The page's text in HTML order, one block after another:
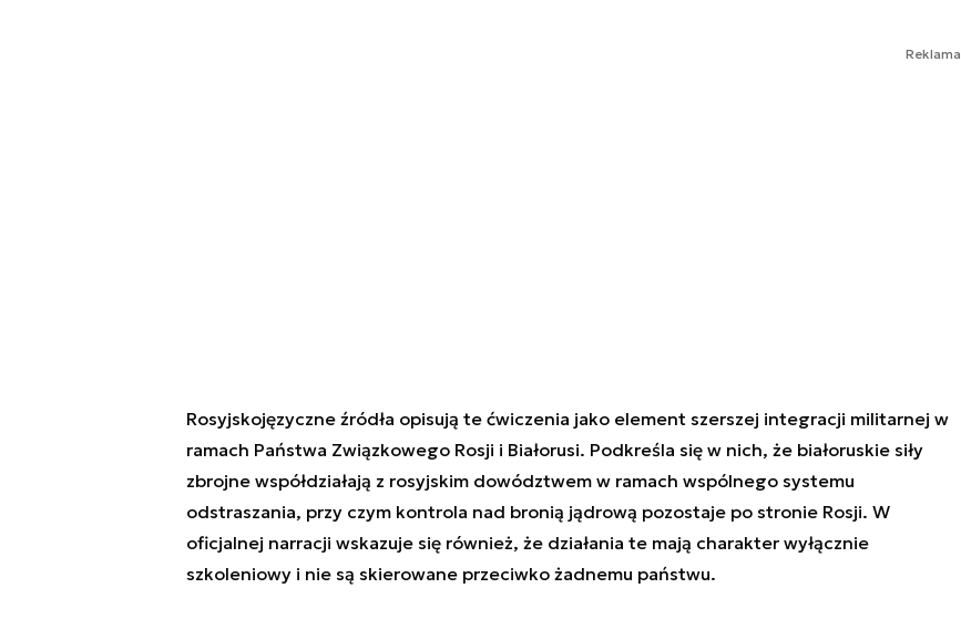
Reklama
Rosyjskojęzyczne źródła opisują te ćwiczenia jako element szerszej integracji militarnej w
ramach Państwa Związkowego Rosji i Białorusi. Podkreśla się w nich, że białoruskie siły
zbrojne współdziałają z rosyjskim dowództwem w ramach wspólnego systemu
odstraszania, przy czym kontrola nad bronią jądrową pozostaje po stronie Rosji. W
oficjalnej narracji wskazuje się również, że działania te mają charakter wyłącznie
szkoleniowy i nie są skierowane przeciwko żadnemu państwu.